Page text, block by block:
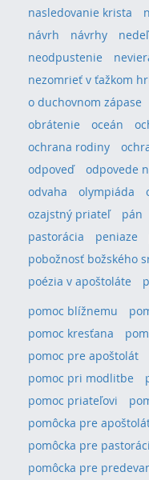
nasledovanie krista
návrh
návrhy
neodpustenie
nezomrieť v ťažkom
o duchovnom zápase
obrátenie
oceán
ochrana rodiny
odpoveď
odpovede
odvaha
olympiáda
ozajstný priateľ
pán
pastorácia
peniaze
pobožnosť božského
poézia v apoštoláte
pomoc blížnemu
pomoc kresťana
pomoc pre apoštolát
pomoc pri modlitbe
pomoc priateľovi
pomôcka pre
pomôcka pre
pomôcka pre